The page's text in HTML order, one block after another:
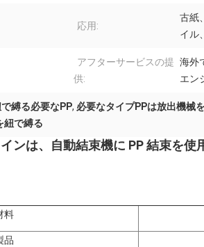
応用:
古紙
イル
アフターサービスの提
供:
海外
エン
縛る必要なPP, 必要なタイプPPは放出機械
紐で縛る
ンは、自動結束機に PP 結束を使
料
品